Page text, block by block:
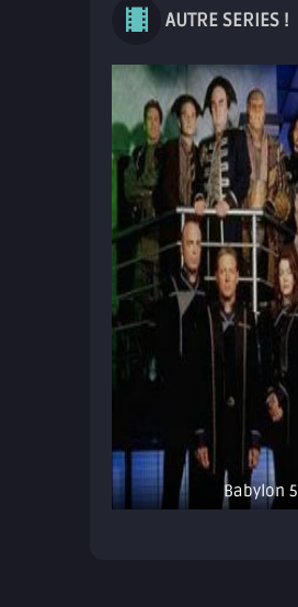
AUTRE SERIES !
Babylon 5